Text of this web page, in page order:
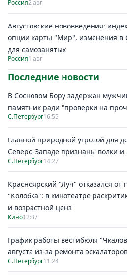
Россия2 авг
Августовские нововведения:
опции карты "Мир", изменения в
для самозанятых
Россия1 авг
Последние новости
В Сосновом Бору задержан
памятник ради "проверки на
С.Петербург16:55
Главной природной угрозой для
Северо-Западе признаны волки и
С.Петербург14:27
Красноярский "Луч" отказался от
"Колобка": в кинотеатре
и возрастной ценз
Кино12:37
График работы вестибюля
августа из-за ремонта эскалаторов
С.Петербург11:24